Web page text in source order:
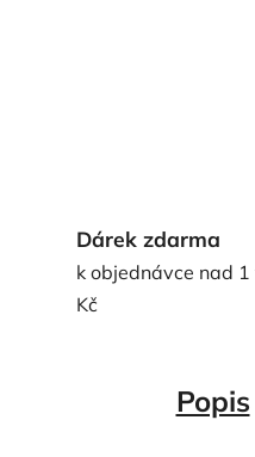
Dárek zdarma
k objednávce nad 1
Kč
Popis